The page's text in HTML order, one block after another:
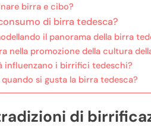
birra e cibo?
di birra tedesca?
il panorama della birra
nella promozione della cultura
influenzano i birrifici tedeschi?
si gusta la birra tedesca?
di